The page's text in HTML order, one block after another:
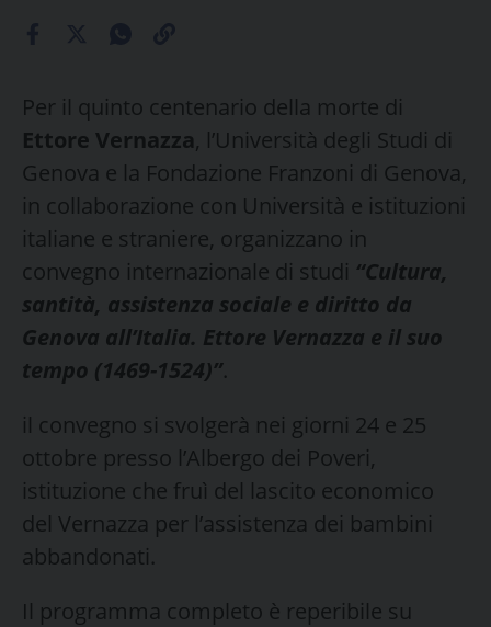
Per il quinto centenario della morte di
Ettore Vernazza, l’Università degli Studi di
Genova e la Fondazione Franzoni di Genova,
in collaborazione con Università e istituzioni
italiane e straniere, organizzano in
convegno internazionale di studi “Cultura,
santità, assistenza sociale e diritto da
Genova all’Italia. Ettore Vernazza e il suo
tempo (1469-1524)”.
il convegno si svolgerà nei giorni 24 e 25
ottobre presso l’Albergo dei Poveri,
istituzione che fruì del lascito economico
del Vernazza per l’assistenza dei bambini
abbandonati.
Il programma completo è reperibile su